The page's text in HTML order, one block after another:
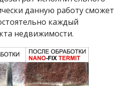
данную работу сможет
каждый
недвижимости.